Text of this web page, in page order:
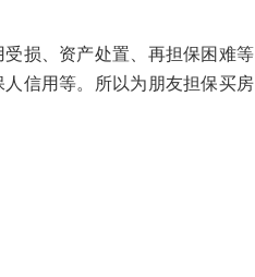
损、资产处置、再担保困难等
信用等。所以为朋友担保买房